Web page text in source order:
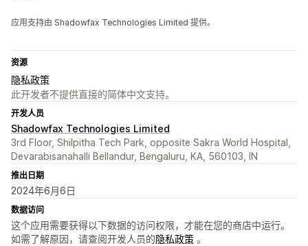
应用支持由 Shadowfax Technologies Limited 提供。
资源
隐私政策
此开发者不提供直接的简体中文支持。
开发人员
Shadowfax Technologies Limited
3rd Floor, Shilpitha Tech Park, opposite Sakra World Hospital,
Devarabisanahalli Bellandur, Bengaluru, KA, 560103, IN
推出日期
2024年6月6日
数据访问
这个应用需要获得以下数据的访问权限，才能在您的商店中运行。
如需了解原因，请查阅开发人员的隐私政策 。